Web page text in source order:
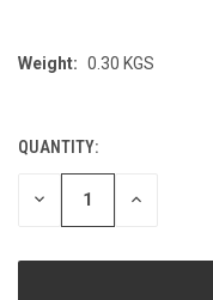
Weight: 0.30 KGS
CURRENT
STOCK:
QUANTITY:
DECREASE INCREASE